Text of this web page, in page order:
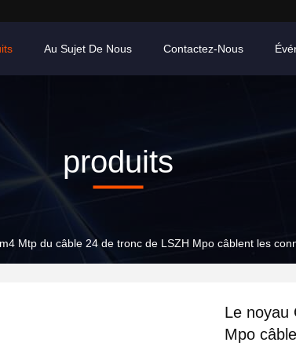
Au Sujet De Nous Contactez-Nous
produits
Mtp du câble 24 de tronc de LSZH Mpo câblent les
Le noyau
Mpo